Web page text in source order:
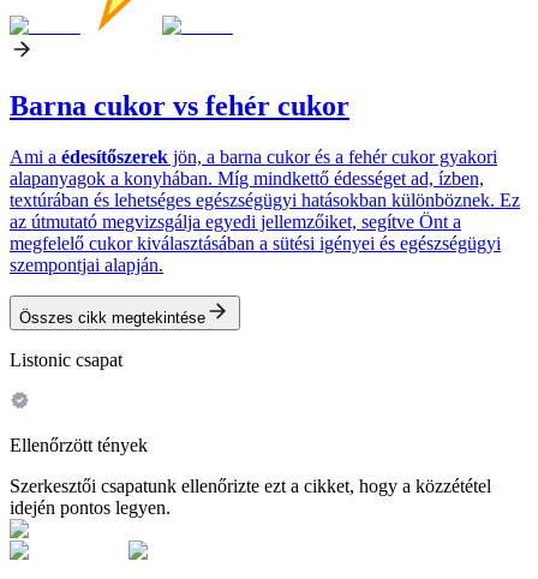
Barna cukor vs fehér cukor
Ami a édesítőszerek jön, a barna cukor és a fehér cukor gyakori
alapanyagok a konyhában. Míg mindkettő édességet ad, ízben,
textúrában és lehetséges egészségügyi hatásokban különböznek. Ez
az útmutató megvizsgálja egyedi jellemzőiket, segítve Önt a
megfelelő cukor kiválasztásában a sütési igényei és egészségügyi
szempontjai alapján.
Összes cikk megtekintése
Listonic csapat
Ellenőrzött tények
Szerkesztői csapatunk ellenőrizte ezt a cikket, hogy a közzététel
idején pontos legyen.